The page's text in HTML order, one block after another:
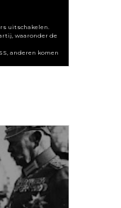
uitschakelen.
waaronder de
anderen komen